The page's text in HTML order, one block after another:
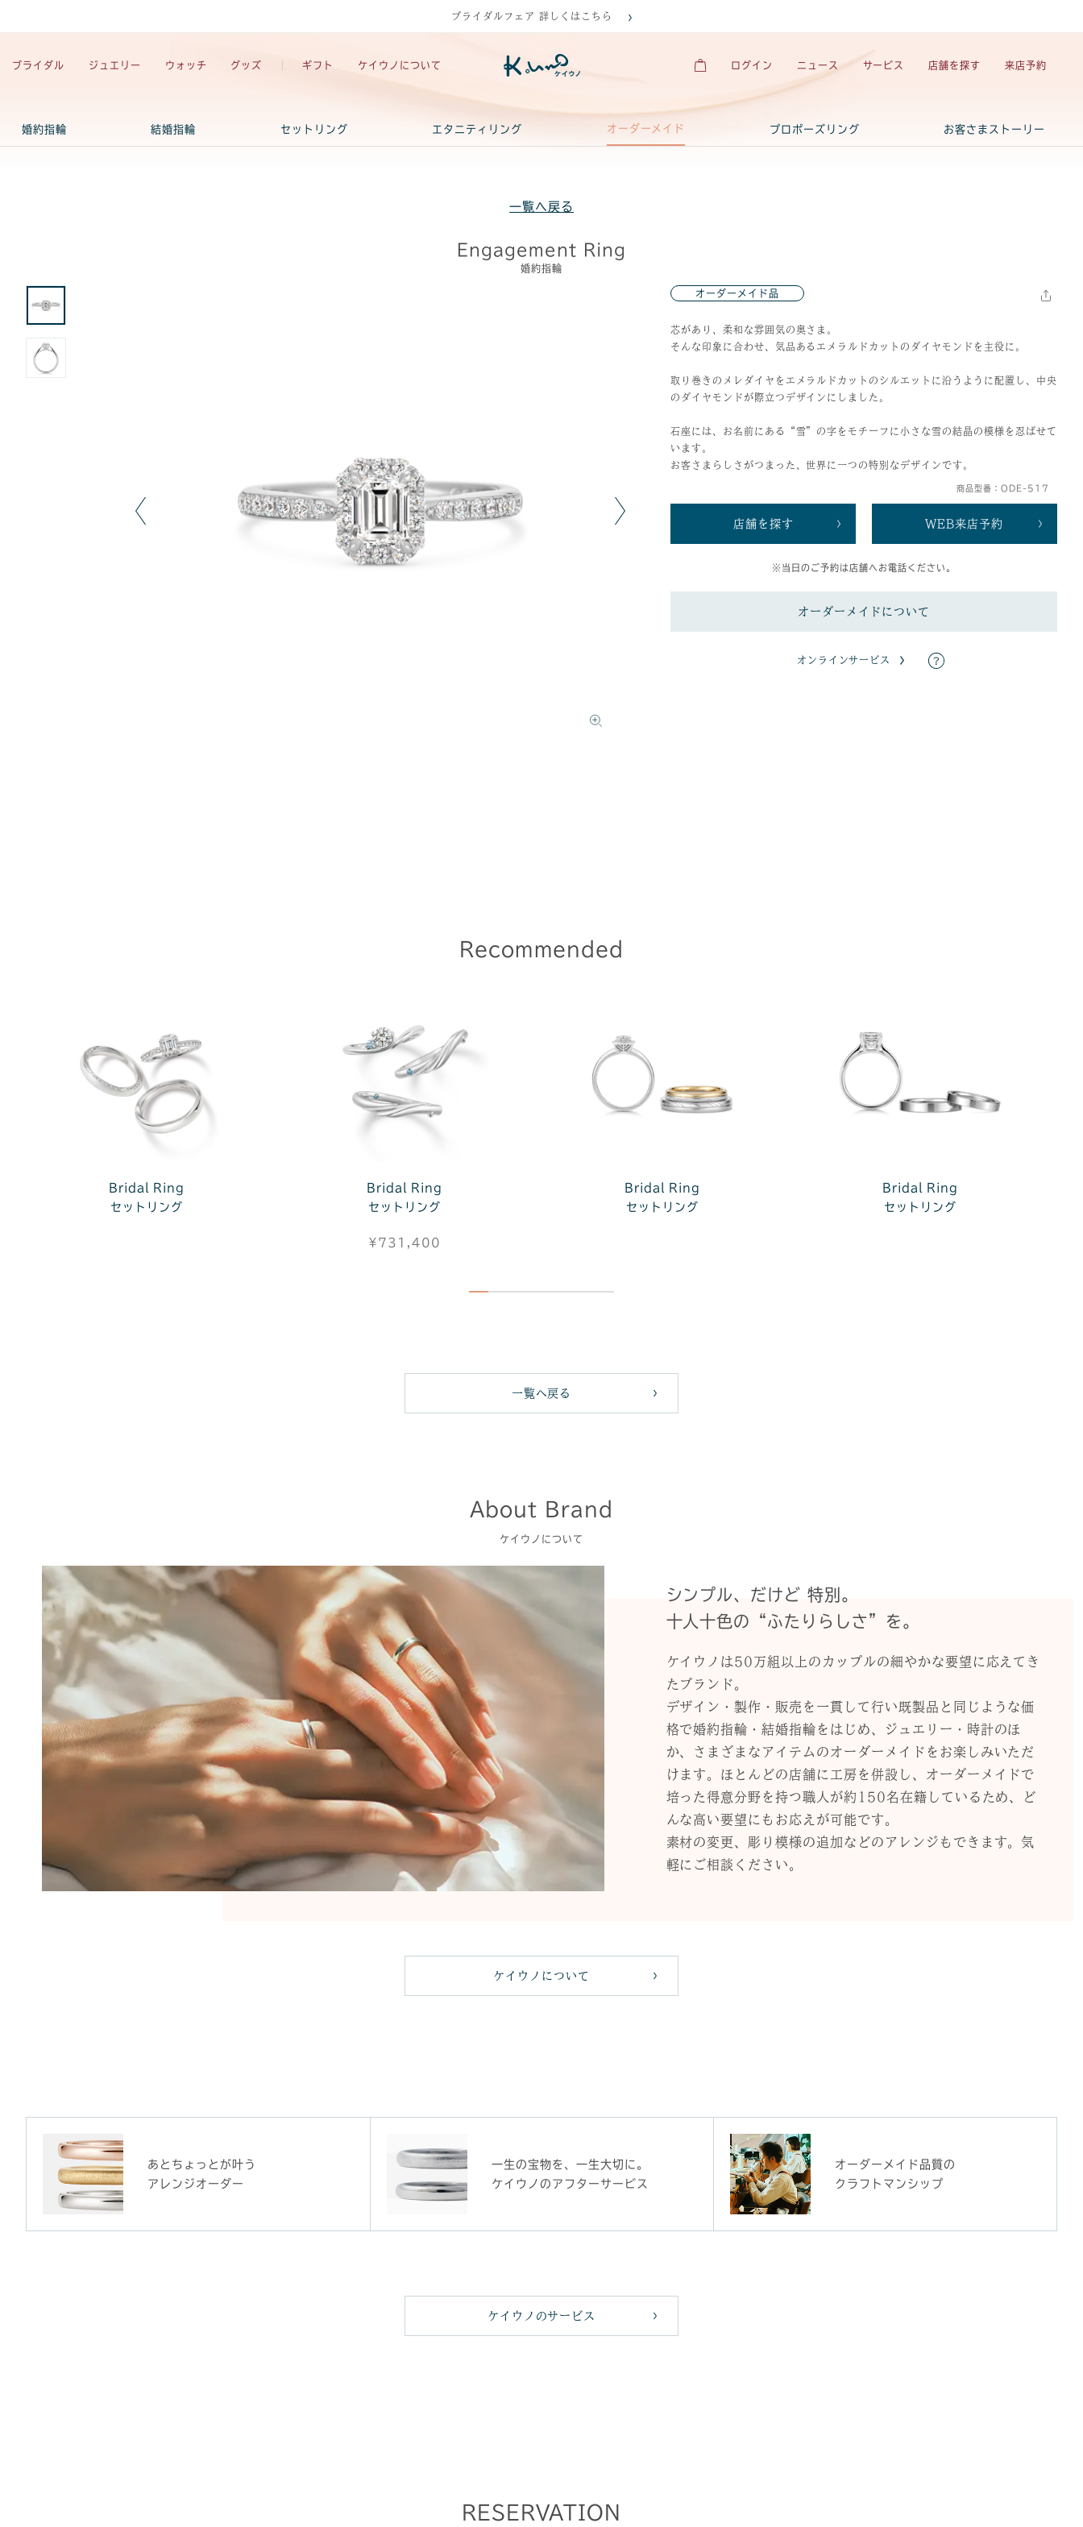
ブライダルフェア 詳しくはこちら
ブライダル ジュエリー ウォッチ グッズ ギフト ケイウノについて ログイン ニュース サービス 店舗を探す 来店予約
婚約指輪 結婚指輪 セットリング エタニティリング オーダーメイド プロポーズリング お客さまストーリー
一覧へ戻る
Engagement Ring
婚約指輪
オーダーメイド品
芯があり、柔和な雰囲気の奥さま。
そんな印象に合わせ、気品あるエメラルドカットのダイヤモンドを主役に。
取り巻きのメレダイヤをエメラルドカットのシルエットに沿うように配置し、中央
のダイヤモンドが際立つデザインにしました。
石座には、お名前にある“雪”の字をモチーフに小さな雪の結晶の模様を忍ばせて
います。
お客さまらしさがつまった、世界に一つの特別なデザインです。
商品型番：ODE-517
店舗を探す WEB来店予約
※当日のご予約は店舗へお電話ください。
オーダーメイドについて
オンラインサービス
Recommended
Bridal Ring
セットリング
Bridal Ring
セットリング
¥731,400
Bridal Ring
セットリング
Bridal Ring
セットリング
一覧へ戻る
About Brand
ケイウノについて
シンプル、だけど 特別。
十人十色の“ふたりらしさ”を。
ケイウノは50万組以上のカップルの細やかな要望に応えてき
たブランド。
デザイン・製作・販売を一貫して行い既製品と同じような価
格で婚約指輪・結婚指輪をはじめ、ジュエリー・時計のほ
か、さまざまなアイテムのオーダーメイドをお楽しみいただ
けます。ほとんどの店舗に工房を併設し、オーダーメイドで
培った得意分野を持つ職人が約150名在籍しているため、ど
んな高い要望にもお応えが可能です。
素材の変更、彫り模様の追加などのアレンジもできます。気
軽にご相談ください。
ケイウノについて
あとちょっとが叶う
アレンジオーダー
一生の宝物を、一生大切に。
ケイウノのアフターサービス
オーダーメイド品質の
クラフトマンシップ
ケイウノのサービス
RESERVATION